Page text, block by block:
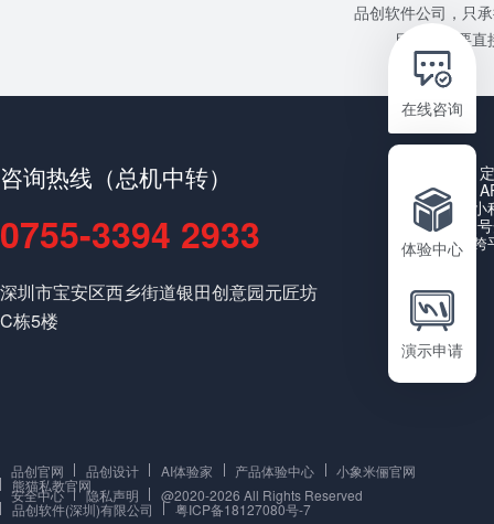
在线咨询
体验中心
演示申请
品创软件公司，只
目或者需要
咨询热线（总机中转）
0755-3394 2933
深圳市宝安区西乡街道银田创意园元匠坊
C栋5楼
公众
品创官网 品创设计 AI体验家 产品体验中心 小象米俪官网
熊猫私教官网
安全中心 隐私声明 @2020-2026 All Rights Reserved
品创软件(深圳)有限公司 粤ICP备18127080号-7